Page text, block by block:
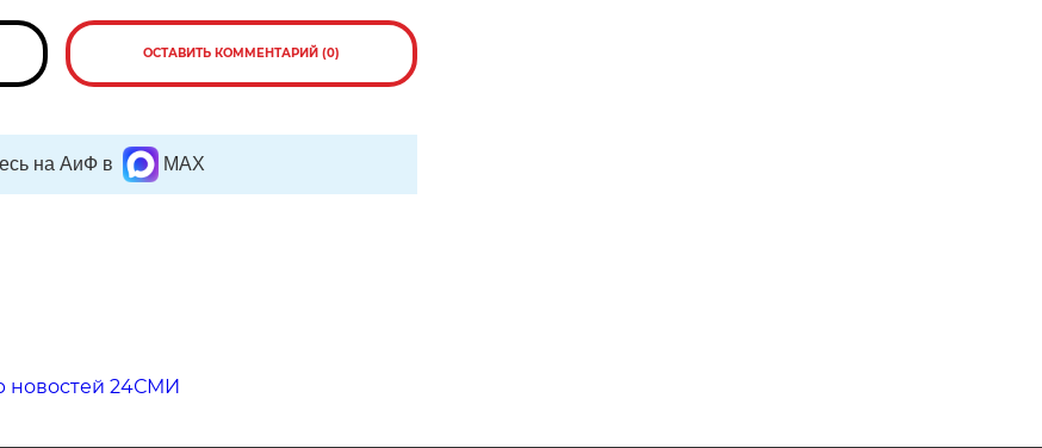
ОСТАВИТЬ КОММЕНТАРИЙ (0)
на АиФ в MAX
новостей 24СМИ